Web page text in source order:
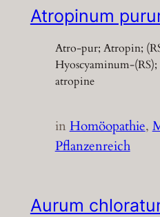
Atropinum
Atro-pur; Atropin;
Hyoscyaminum-
atropine
inHomöopathie,
Pflanzenreich
Aurum